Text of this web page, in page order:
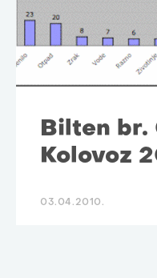
Bilten
Kolovoz
03.04.2010.